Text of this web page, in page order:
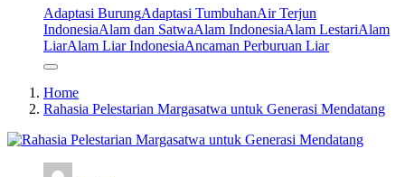
Adaptasi BurungAdaptasi TumbuhanAir Terjun
IndonesiaAlam dan SatwaAlam IndonesiaAlam LestariAlam
LiarAlam Liar IndonesiaAncaman Perburuan Liar
Home
Rahasia Pelestarian Margasatwa untuk Generasi Mendatang